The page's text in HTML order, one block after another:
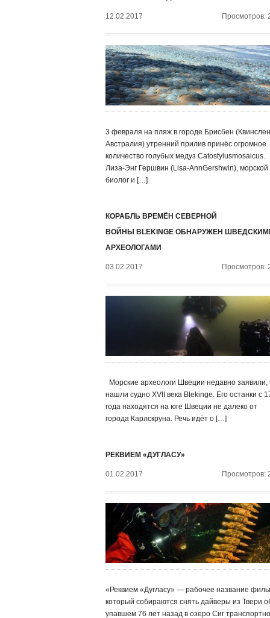
12.02.2017 Просмотров:
3 февраля на пляж в городе Брисбен
Австралия) утренний прилив принёс огромное
количество голубых медуз Catostylusmosaicus.
Лиза-Энг Гершвин (Lisa-AnnGershwin), морской
биолог и […]
КОРАБЛЬ ВРЕМЁН СЕВЕРНОЙ
ВОЙНЫ BLEKINGE ОБНАРУЖЕН
АРХЕОЛОГАМИ
03.02.2017 Просмотров:
Морские археологи Швеции недавно заявили,
нашли судно XVII века Blekinge. Его останки с
года находятся на юге Швеции не далеко от
города Карлскруна. Речь идёт о […]
РЕКВИЕМ «ДУГЛАСУ»
01.02.2017 Просмотров:
«Реквием «Дугласу» — рабочее название
который собираются снять дайверы из Твери
упавшем 76 лет назад в озеро Сиг